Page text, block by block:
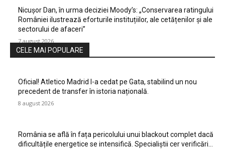
Nicușor Dan, în urma deciziei Moody’s: „Conservarea ratingului
României ilustrează eforturile instituțiilor, ale cetățenilor și ale
sectorului de afaceri”
7 august 2026
CELE MAI POPULARE
Oficial! Atletico Madrid l-a cedat pe Gata, stabilind un nou
precedent de transfer în istoria națională.
8 august 2026
România se află în fața pericolului unui blackout complet dacă
dificultățile energetice se intensifică. Specialiștii cer verificări…